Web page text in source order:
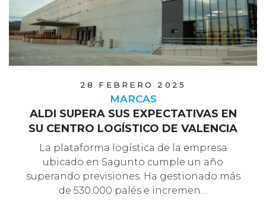
28 FEBRERO 2025
MARCAS
ALDI SUPERA SUS EXPECTATIVAS EN
SU CENTRO LOGÍSTICO DE VALENCIA
La plataforma logística de la empresa
ubicado en Sagunto cumple un año
superando previsiones. Ha gestionado más
de 530.000 palés e incremen…